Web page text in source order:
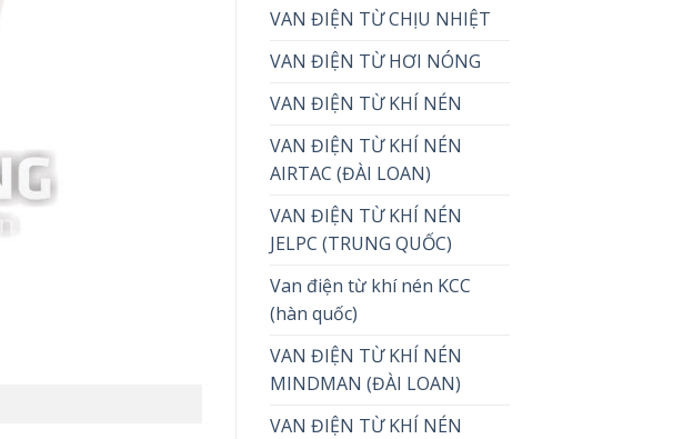
VAN ĐIỆN TỪ CHỊU NHIỆT
VAN ĐIỆN TỪ HƠI NÓNG
VAN ĐIỆN TỪ KHÍ NÉN
VAN ĐIỆN TỪ KHÍ NÉN
AIRTAC (ĐÀI LOAN)
VAN ĐIỆN TỪ KHÍ NÉN
JELPC (TRUNG QUỐC)
Van điện từ khí nén KCC
(hàn quốc)
VAN ĐIỆN TỪ KHÍ NÉN
MINDMAN (ĐÀI LOAN)
VAN ĐIỆN TỪ KHÍ NÉN